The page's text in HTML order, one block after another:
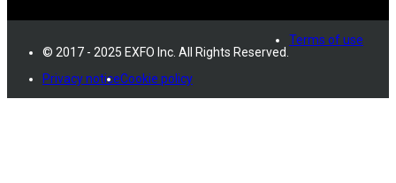
© 2017 - 2025 EXFO Inc. All Rights Reserved.
Terms of use
Privacy noticeCookie policy